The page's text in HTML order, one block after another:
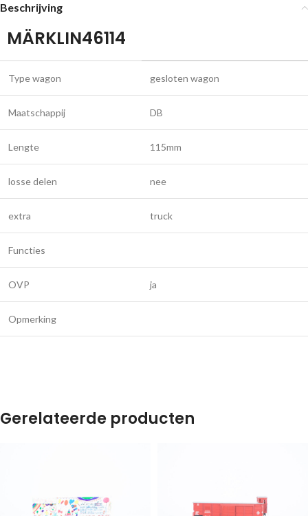
Beschrijving
MÄRKLIN46114
Type wagon gesloten wagon
Maatschappij DB
Lengte 115mm
losse delen nee
extra truck
Functies
OVP ja
Opmerking
Gerelateerde producten